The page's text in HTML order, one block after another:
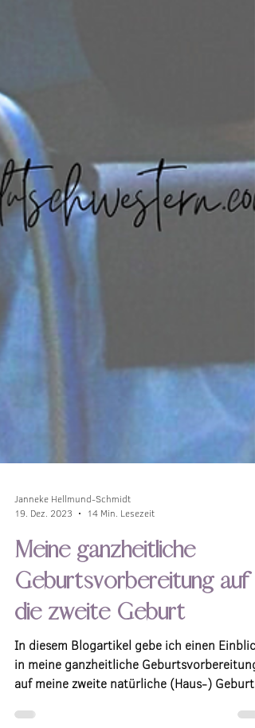
Janneke Hellmund-Schmidt
19. Dez. 2023
14 Min. Lesezeit
Meine ganzheitliche
Geburtsvorbereitung auf
die zweite Geburt
In diesem Blogartikel gebe ich einen Einblick
in meine ganzheitliche Geburtsvorbereitung